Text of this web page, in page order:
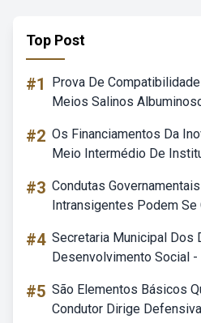
Top Post
#1
Prova De
Meios Salinos
#2 Os Financiamentos Da
Meio Intermédio De
#3 Condutas
Intransigentes Podem Se
#4 Secretaria Municipal Dos
Desenvolvimento Social -
#5 São Elementos Básicos
Condutor Dirige